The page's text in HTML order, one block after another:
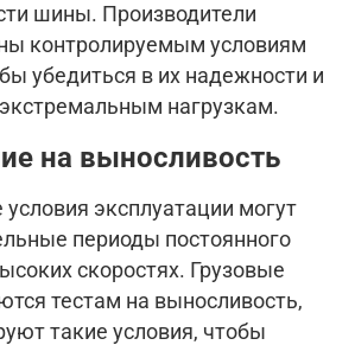
шины. Производители
контролируемым условиям
убедиться в их надежности и
нагрузкам.
на выносливость
эксплуатации могут
периоды постоянного
скоростях. Грузовые
тестам на выносливость,
такие условия, чтобы